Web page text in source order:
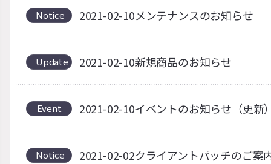
Notice 2021-02-10メンテナンスのお知らせ
Update 2021-02-10新規商品のお知らせ
Event 2021-02-10イベントのお知らせ（更新
Notice 2021-02-02クライアントパッチのご案